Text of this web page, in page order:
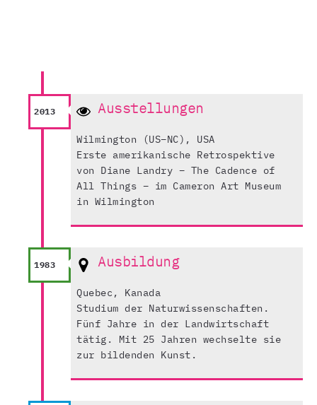
2013 Ausstellungen
Wilmington (US–NC), USA
Erste amerikanische Retrospektive
von Diane Landry – The Cadence of
All Things – im Cameron Art Museum
in Wilmington
1983 Ausbildung
Quebec, Kanada
Studium der Naturwissenschaften.
Fünf Jahre in der Landwirtschaft
tätig. Mit 25 Jahren wechselte sie
zur bildenden Kunst.